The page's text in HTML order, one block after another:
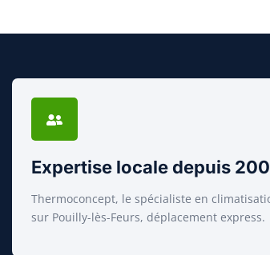
Expertise locale depuis
Thermoconcept, le spécialiste en
sur Pouilly-lès-Feurs, déplacement express.